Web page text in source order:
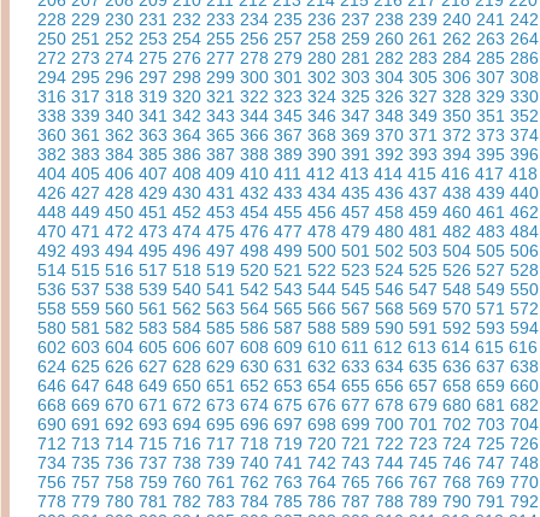
228 229 230 231 232 233 234 235 236 237 238 239 240 241 242
250 251 252 253 254 255 256 257 258 259 260 261 262 263 264
272 273 274 275 276 277 278 279 280 281 282 283 284 285 286
294 295 296 297 298 299 300 301 302 303 304 305 306 307 308
316 317 318 319 320 321 322 323 324 325 326 327 328 329 330
338 339 340 341 342 343 344 345 346 347 348 349 350 351 352
360 361 362 363 364 365 366 367 368 369 370 371 372 373 374
382 383 384 385 386 387 388 389 390 391 392 393 394 395 396
404 405 406 407 408 409 410 411 412 413 414 415 416 417 418
426 427 428 429 430 431 432 433 434 435 436 437 438 439 440
448 449 450 451 452 453 454 455 456 457 458 459 460 461 462
470 471 472 473 474 475 476 477 478 479 480 481 482 483 484
492 493 494 495 496 497 498 499 500 501 502 503 504 505 506
514 515 516 517 518 519 520 521 522 523 524 525 526 527 528
536 537 538 539 540 541 542 543 544 545 546 547 548 549 550
558 559 560 561 562 563 564 565 566 567 568 569 570 571 572
580 581 582 583 584 585 586 587 588 589 590 591 592 593 594
602 603 604 605 606 607 608 609 610 611 612 613 614 615 616
624 625 626 627 628 629 630 631 632 633 634 635 636 637 638
646 647 648 649 650 651 652 653 654 655 656 657 658 659 660
668 669 670 671 672 673 674 675 676 677 678 679 680 681 682
690 691 692 693 694 695 696 697 698 699 700 701 702 703 704
712 713 714 715 716 717 718 719 720 721 722 723 724 725 726
734 735 736 737 738 739 740 741 742 743 744 745 746 747 748
756 757 758 759 760 761 762 763 764 765 766 767 768 769 770
778 779 780 781 782 783 784 785 786 787 788 789 790 791 792